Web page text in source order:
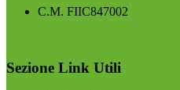
C.M. FIIC847002
Sezione Link Utili